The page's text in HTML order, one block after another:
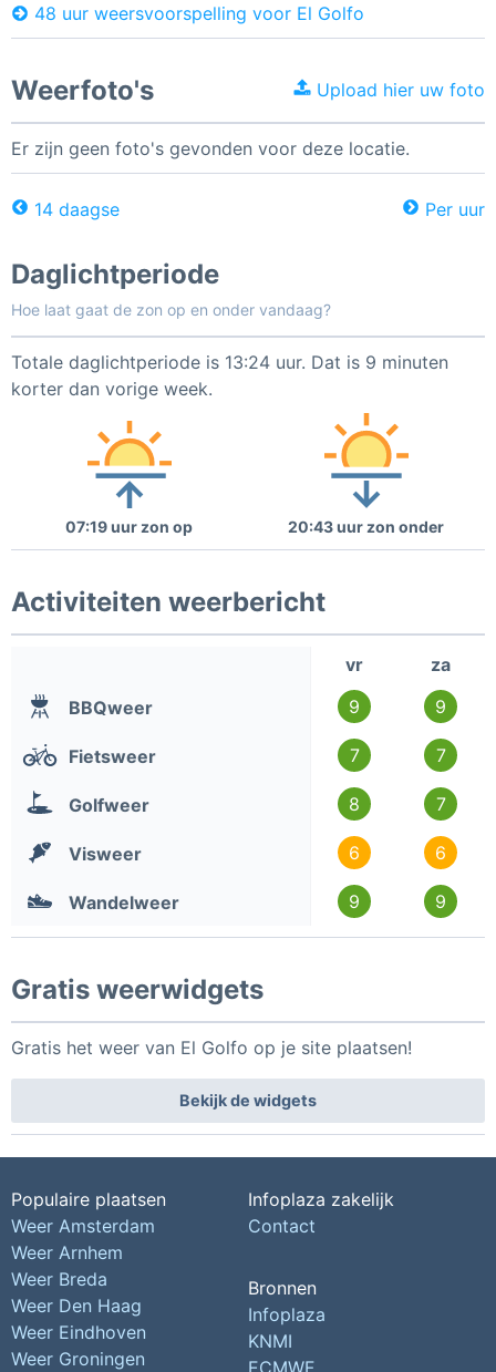
48 uur weersvoorspelling voor El Golfo
Weerfoto's Upload hier uw foto
Er zijn geen foto's gevonden voor deze locatie.
14 daagse Per uur
Daglichtperiode
Hoe laat gaat de zon op en onder vandaag?
Totale daglichtperiode is 13:24 uur. Dat is 9 minuten
korter dan vorige week.
07:19 uur zon op 20:43 uur zon onder
Activiteiten weerbericht
vr
za
BBQweer
9 9
Fietsweer 7 7
Golfweer 8 7
Visweer 6 6
Wandelweer 9 9
Gratis weerwidgets
Gratis het weer van El Golfo op je site plaatsen!
Bekijk de widgets
Populaire plaatsen
Weer Amsterdam
Weer Arnhem
Weer Breda
Weer Den Haag
Weer Eindhoven
Weer Groningen
Infoplaza zakelijk
Contact
Bronnen
Infoplaza
KNMI